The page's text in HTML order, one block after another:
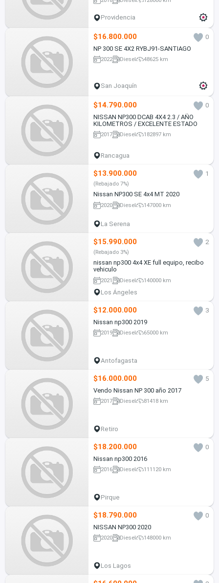
Providencia
$16.800.000
0
NP 300 SE 4X2 RYBJ91-SANTIAGO
2022 Diesel 48625 km
San Joaquín
$14.790.000
0
NISSAN NP300 DCAB 4X4 2.3 / AÑO
KILOMETROS / EXCELENTE ESTADO
2017 Diesel 182897 km
Rancagua
$13.900.000 1
(Rebajado 7%)
Nissan NP300 SE 4x4 MT 2020
2020 Diesel 147000 km
La Serena
$15.990.000 2
(Rebajado 3%)
nissan np300 4x4 XE full equipo, recibo
vehiculo
2021 Diesel 140000 km
Los Ángeles
$12.000.000
3
Nissan np300 2019
2019 Diesel 65000 km
Antofagasta
$16.000.000
5
Vendo Nissan NP 300 año 2017
2017 Diesel 81418 km
Retiro
$18.200.000
0
Nissan np300 2016
2016 Diesel 111120 km
Pirque
$18.790.000
0
NISSAN NP300 2020
2020 Diesel 148000 km
Los Lagos